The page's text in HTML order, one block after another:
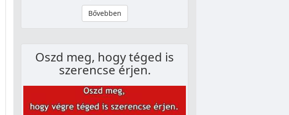
Bővebben
Oszd meg, hogy téged is
szerencse érjen.